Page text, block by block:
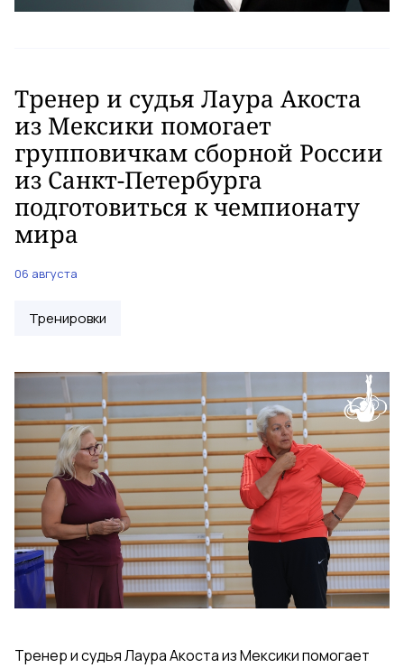
Тренер и судья Лаура Акоста
из Мексики помогает
групповичкам сборной России
из Санкт-Петербурга
подготовиться к чемпионату
мира
06 августа
Тренировки
Тренер и судья Лаура Акоста из Мексики помогает